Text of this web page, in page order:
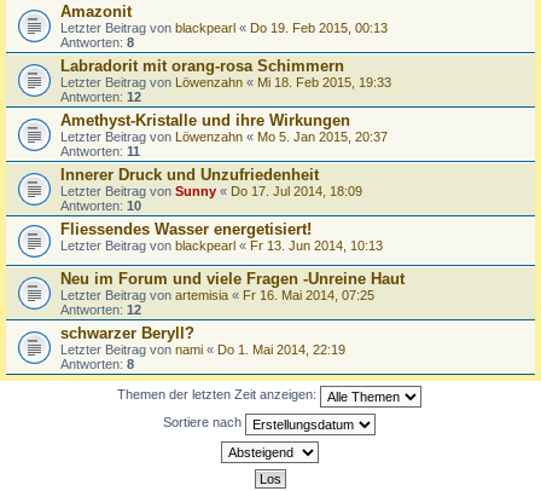
Amazonit
Letzter Beitrag von blackpearl « Do 19. Feb 2015, 00:13
Antworten: 8
Labradorit mit orang-rosa Schimmern
Letzter Beitrag von Löwenzahn « Mi 18. Feb 2015, 19:33
Antworten: 12
Amethyst-Kristalle und ihre Wirkungen
Letzter Beitrag von Löwenzahn « Mo 5. Jan 2015, 20:37
Antworten: 11
Innerer Druck und Unzufriedenheit
Letzter Beitrag von Sunny « Do 17. Jul 2014, 18:09
Antworten: 10
Fliessendes Wasser energetisiert!
Letzter Beitrag von blackpearl « Fr 13. Jun 2014, 10:13
Neu im Forum und viele Fragen -Unreine Haut
Letzter Beitrag von artemisia « Fr 16. Mai 2014, 07:25
Antworten: 12
schwarzer Beryll?
Letzter Beitrag von nami « Do 1. Mai 2014, 22:19
Antworten: 8
Themen der letzten Zeit anzeigen:
Sortiere nach